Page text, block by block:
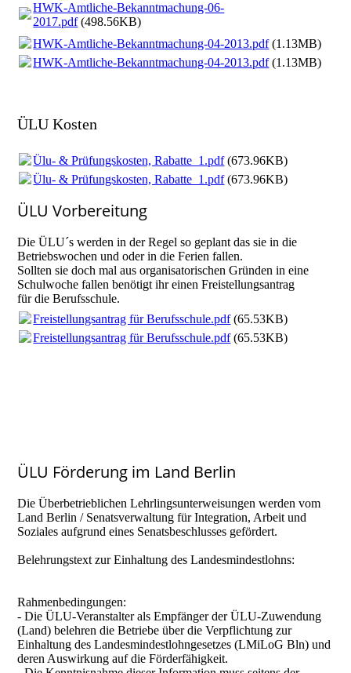
HWK-Amtliche-Bekanntmachung-06-
2017.pdf(498.56KB)
HWK-Amtliche-Bekanntmachung-04-2013.pdf(1.13MB)
HWK-Amtliche-Bekanntmachung-04-2013.pdf(1.13MB)
ÜLU Kosten
Ülu- & Prüfungskosten, Rabatte_1.pdf(673.96KB)
Ülu- & Prüfungskosten, Rabatte_1.pdf(673.96KB)
ÜLU Vorbereitung
Die ÜLU´s werden in der Regel so geplant das sie in die
Betriebswochen und oder in die Ferien fallen.
Sollten sie doch mal aus organisatorischen Gründen in eine
Schulwoche fallen benötigt ihr einen Freistellungsantrag
für die Berufsschule.
Freistellungsantrag für Berufsschule.pdf(65.53KB)
Freistellungsantrag für Berufsschule.pdf(65.53KB)
ÜLU Förderung im Land Berlin
Die Überbetrieblichen Lehrlingsunterweisungen werden vom
Land Berlin / Senatsverwaltung für Integration, Arbeit und
Soziales aufgrund eines Senatsbeschlusses gefördert.
Belehrungstext zur Einhaltung des Landesmindestlohns:
Rahmenbedingungen:
- Die ÜLU-Veranstalter als Empfänger der ÜLU-Zuwendung
(Land) belehren die Betriebe über die Verpflichtung zur
Einhaltung des Landesmindestlohngesetzes (LMiLoG Bln) und
deren Auswirkung auf die Förderfähigkeit.